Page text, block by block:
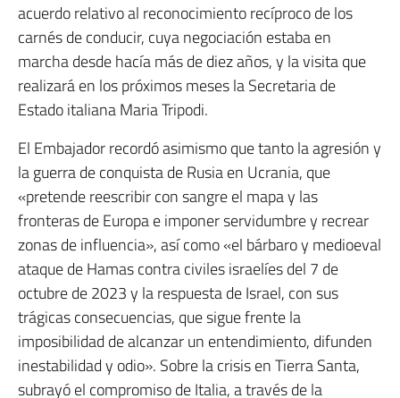
acuerdo relativo al reconocimiento recíproco de los
carnés de conducir, cuya negociación estaba en
marcha desde hacía más de diez años, y la visita que
realizará en los próximos meses la Secretaria de
Estado italiana Maria Tripodi.
El Embajador recordó asimismo que tanto la agresión y
la guerra de conquista de Rusia en Ucrania, que
«pretende reescribir con sangre el mapa y las
fronteras de Europa e imponer servidumbre y recrear
zonas de influencia», así como «el bárbaro y medioeval
ataque de Hamas contra civiles israelíes del 7 de
octubre de 2023 y la respuesta de Israel, con sus
trágicas consecuencias, que sigue frente la
imposibilidad de alcanzar un entendimiento, difunden
inestabilidad y odio». Sobre la crisis en Tierra Santa,
subrayó el compromiso de Italia, a través de la